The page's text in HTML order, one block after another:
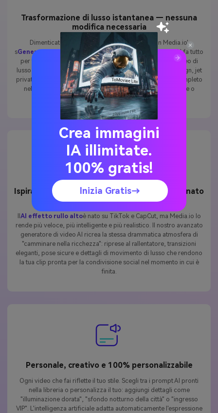
Trasformazione di lusso istantanea — nessuna
modifica necessaria
Dimenticate gli strumenti video complicati. con Media.io'
sGeneratore ad alto rullo AIBasta caricare un selfie e l'AI fa tutto
per te. In pochi secondi, la tua normale foto diventa un video di
lusso cinematografico: cappotto di pelliccia, tonalità di design, jet
privato e tutto il resto. È come avere uno studio creativo completo
nel tuo browser, senza toccare una singola linea temporale o
cursore di effetti.
Ispirato alla tendenza virale CapCut, perfezionato
dall'AI
AI effetto rullo altoè nato su TikTok e CapCut, ma Media.io lo
rende più veloce, più intelligente e più realistico. Il nostro avanzato
generatore di video AI ricrea la stessa drammatica atmosfera di
"camminare nella ricchezza": riprese al rallentatore, transizioni
eleganti, pose sicure e dettagli di movimento di lusso che rendono
la tua clip pronta per la condivisione social nel momento in cui è
finita.
Personale, creativo e 100% personalizzabile
Ogni video che fai riflette il tuo stile. Scegli tra i prompt AI pronti
nella libreria o personalizza il tuo: aggiungi dettagli come
"illuminazione dorata", "sfondo notturno della città" o "ingresso
VIP". L'intelligenza artificiale adatta automaticamente l'espressione
Crea immagini
IA illimitate.
100% gratis!
Inizia Gratis→